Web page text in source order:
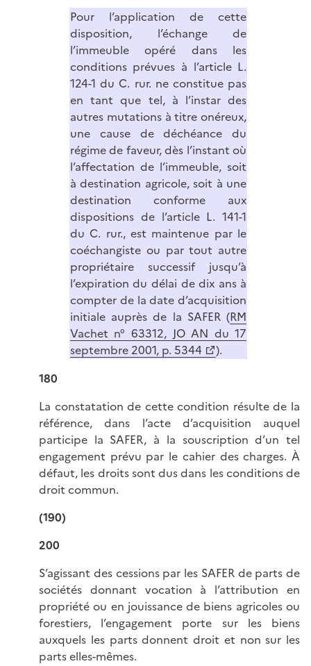
Pour l’application de cette
disposition, l’échange de
l’immeuble opéré dans les
conditions prévues à l’article L.
124-1 du C. rur. ne constitue pas
en tant que tel, à l’instar des
autres mutations à titre onéreux,
une cause de déchéance du
régime de faveur, dès l’instant où
l’affectation de l’immeuble, soit
à destination agricole, soit à une
destination conforme aux
dispositions de l’article L. 141-1
du C. rur., est maintenue par le
coéchangiste ou par tout autre
propriétaire successif jusqu’à
l’expiration du délai de dix ans à
compter de la date d’acquisition
initiale auprès de la SAFER (RM
Vachet n° 63312, JO AN du 17
septembre 2001, p. 5344
).
180
La constatation de cette condition résulte de la
référence, dans l’acte d’acquisition auquel
participe la SAFER, à la souscription d’un tel
engagement prévu par le cahier des charges. À
défaut, les droits sont dus dans les conditions de
droit commun.
(190)
200
S’agissant des cessions par les SAFER de parts de
sociétés donnant vocation à l’attribution en
propriété ou en jouissance de biens agricoles ou
forestiers, l’engagement porte sur les biens
auxquels les parts donnent droit et non sur les
parts elles-mêmes.